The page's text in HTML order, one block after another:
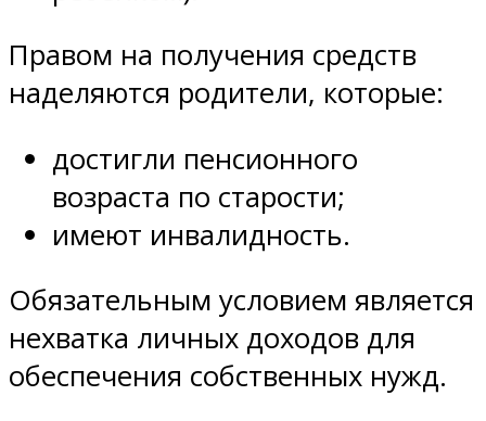
Правом на получения средств
наделяются родители, которые:
достигли пенсионного
возраста по старости;
имеют инвалидность.
Обязательным условием является
нехватка личных доходов для
обеспечения собственных нужд.